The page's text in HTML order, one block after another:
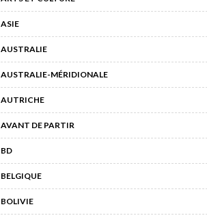
ASIE
AUSTRALIE
AUSTRALIE-MÉRIDIONALE
AUTRICHE
AVANT DE PARTIR
BD
BELGIQUE
BOLIVIE